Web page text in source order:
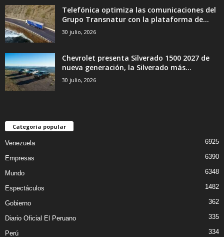
Telefónica optimiza las comunicaciones del
Grupo Transnatur con la plataforma de...
30 julio, 2026
Chevrolet presenta Silverado 1500 2027 de
nueva generación, la Silverado más...
30 julio, 2026
Categoría popular
Venezuela 6925
Empresas 6390
Mundo 6348
Espectáculos 1482
Gobierno 362
Diario Oficial El Peruano 335
Perú 334